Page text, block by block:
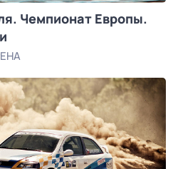
Чемпионат Европы.